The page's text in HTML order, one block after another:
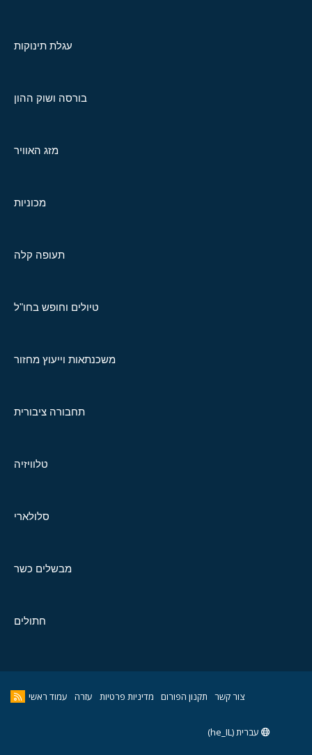
עגלת תינוקות
בורסה ושוק ההון
מזג האוויר
מכוניות
תעופה קלה
טיולים וחופש בחו"ל
משכנתאות וייעוץ מחזור
תחבורה ציבורית
טלוויזיה
סלולארי
מבשלים כשר
חתולים
צור קשר תקנון הפורום מדיניות פרטיות עזרה עמוד ראשי
עברית (he_IL)